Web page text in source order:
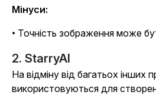
Мінуси:
• Точність зображення може
2. StarryAI
На відміну від багатьох інших
використовуються для